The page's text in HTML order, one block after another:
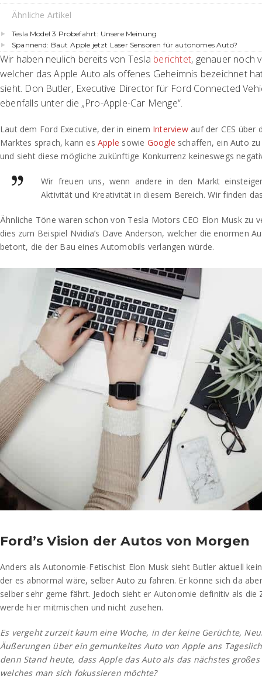
Ähnliche Artikel
Tesla Model 3 Probefahrt: Unsere Meinung
Spannend: Baut Apple jetzt Laser Sensoren für autonomes Auto?
Wir haben neulich bereits von Tesla berichtet, genauer noch
welcher das Apple Auto als offenes Geheimnis bezeichnet
sieht. Don Butler, Executive Director für Ford Connected
ebenfalls unter die „Pro-Apple-Car Menge“.
Laut dem Ford Executive, der in einem Interviewauf der CES über
Marktes sprach, kann esApple sowie Google schaffen, ein Auto
und sieht diese mögliche zukünftige Konkurrenz keineswegs
Wir freuen uns, wenn andere in den Markt
Aktivität und Kreativität in diesem Bereich. Wir finden
Ähnliche Töne waren schon von Tesla Motors CEO Elon Musk zu
dies zum Beispiel Nvidia’s Dave Anderson, welcher die enormen
betont, die der Bau eines Automobils verlangen würde.
Ford’s Vision der Autos von Morgen
Anders als Autonomie-Fetischist Elon Musk sieht Butler aktuell
der es abnormal wäre, selber Auto zu fahren. Er könne sich da
selber sehr gerne fährt. Jedoch sieht er Autonomie definitiv als die
werde hier mitmischen und nicht zusehen.
Es vergeht zurzeit kaum eine Woche, in der keine Gerüchte,
Äußerungen über ein gemunkeltes Auto von Apple ans
denn Stand heute, dass Apple das Auto als das nächstes
welches man sich fokussieren möchte?